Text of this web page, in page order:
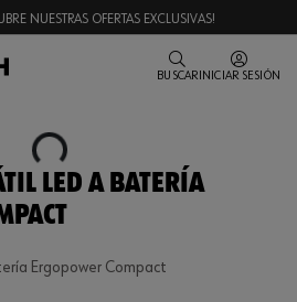
NUESTRAS OFERTAS EXCLUSIVAS!
BUSCAR INICIAR SESIÓN
Loading...
LED A BATERÍA
Ergopower Compact